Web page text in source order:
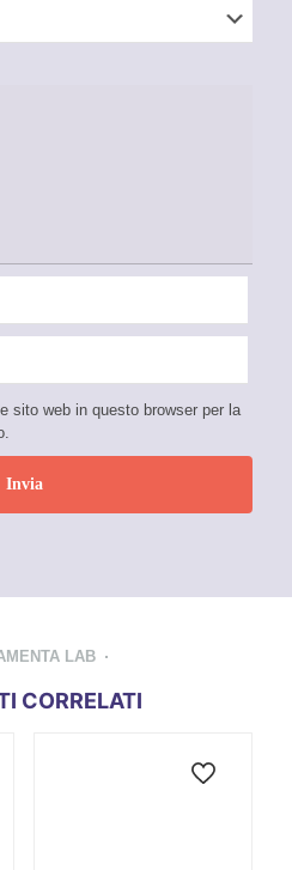
sito web in questo browser per la
LAB
CORRELATI